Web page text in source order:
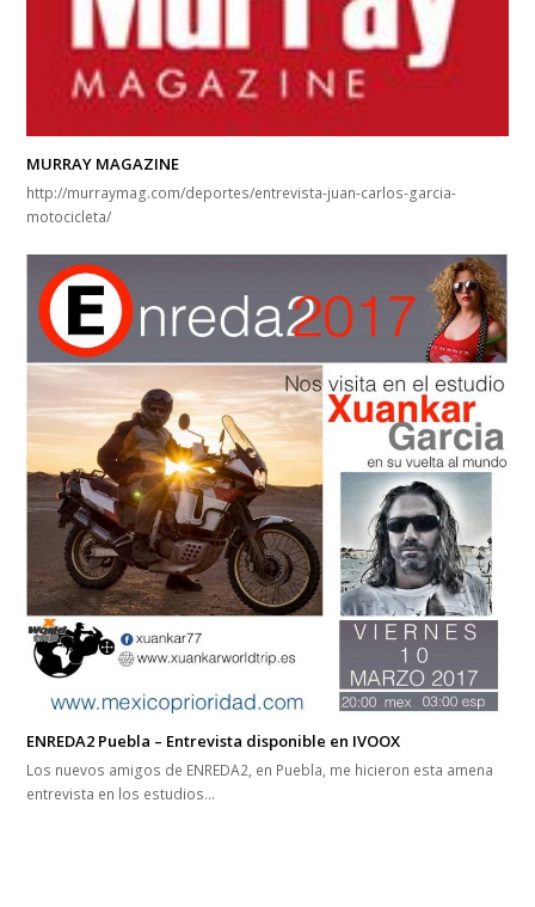
MURRAY MAGAZINE
http://murraymag.com/deportes/entrevista-juan-carlos-garcia-
motocicleta/
ENREDA2 Puebla – Entrevista disponible en IVOOX
Los nuevos amigos de ENREDA2, en Puebla, me hicieron esta amena
entrevista en los estudios…